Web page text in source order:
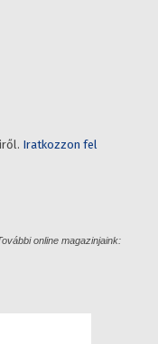
Iratkozzon fel
online magazinjaink: